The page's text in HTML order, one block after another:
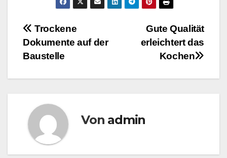
BeitragsnavigationGute Qualität
erleichtert das
Kochen
Trockene
Dokumente auf der
Baustelle
Von admin